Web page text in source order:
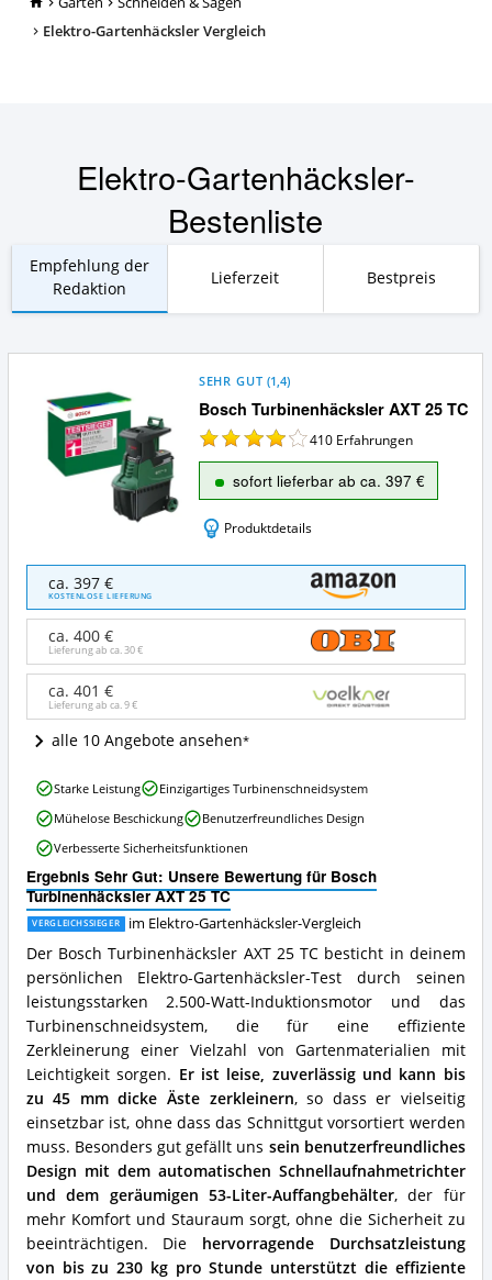
Elektro-Gartenhäcksler Vergleich
Elektro-Gartenhäcksler-
Bestenliste
Empfehlung der
Redaktion
Lieferzeit Bestpreis
Bosch Turbinenhäcksler AXT 25 TC
SEHR GUT (1,4)
410 Erfahrungen
sofort lieferbar ab ca. 397 €
Produktdetails
Bosch
Turbinenhäcksler
AXT
Angebote:
dieser
Elektro-
erhältlich?
ca. 397 €
KOSTENLOSE LIEFERUNG
ca. 400 €
Lieferung ab ca.30 €
ca. 401 €
Lieferung ab ca.9 €
alle 10 Angebote ansehen
Ergebnis Sehr Gut: Unsere Bewertung für Bosch
Turbinenhäcksler AXT 25 TC
VERGLEICHSSIEGER im Elektro-Gartenhäcksler-Vergleich
Der Bosch Turbinenhäcksler AXT 25 TC besticht in deinem
persönlichen Elektro-Gartenhäcksler-Test durch seinen
leistungsstarken 2.500-Watt-Induktionsmotor und das
Turbinenschneidsystem, die für eine effiziente
Zerkleinerung einer Vielzahl von Gartenmaterialien mit
Leichtigkeit sorgen. Er ist leise, zuverlässig und kann bis
zu 45 mm dicke Äste zerkleinern, so dass er vielseitig
einsetzbar ist, ohne dass das Schnittgut vorsortiert werden
muss. Besonders gut gefällt uns sein benutzerfreundliches
Design mit dem automatischen Schnellaufnahmetrichter
und dem geräumigen 53-Liter-Auffangbehälter, der für
mehr Komfort und Stauraum sorgt, ohne die Sicherheit zu
beeinträchtigen. Die hervorragende Durchsatzleistung
von bis zu 230 kg pro Stunde unterstützt die effiziente
Bosch
Turbinenhäcksler
AXT
25
TC
Vorteile:
Was
spricht
für
diesen
Elektro-
Gartenhäcksler?
Starke Leistung
Einzigartiges Turbinenschneidsystem
Mühelose Beschickung
Benutzerfreundliches Design
Verbesserte Sicherheitsfunktionen